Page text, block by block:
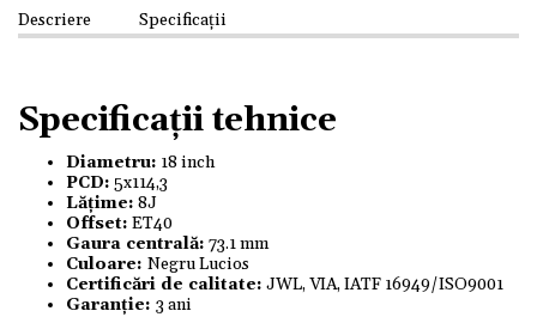
Descriere Specificații
Specificații tehnice
Diametru: 18 inch
PCD: 5x114,3
Lățime: 8J
Offset: ET40
Gaura centrală: 73.1 mm
Culoare: Negru Lucios
Certificări de calitate: JWL, VIA, IATF 16949/ISO9001
Garanție: 3 ani